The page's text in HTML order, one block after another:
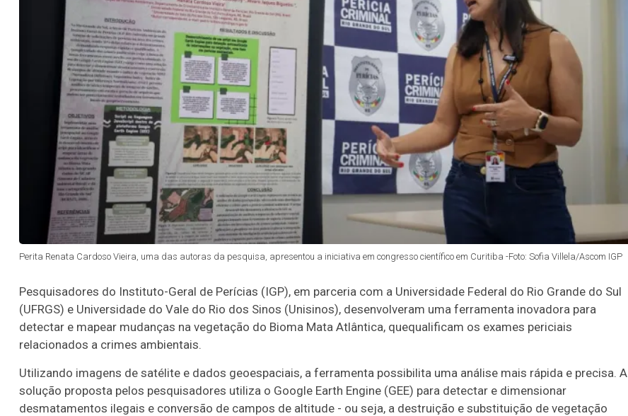
Perita Renata Cardoso Vieira, uma das autoras da pesquisa, apresentou a iniciativa em congresso científico em Curitiba -Foto: Sofia Villela/Ascom IGP
Pesquisadores do Instituto-Geral de Perícias (IGP), em parceria com a Universidade Federal do Rio Grande do Sul
(UFRGS) e Universidade do Vale do Rio dos Sinos (Unisinos), desenvolveram uma ferramenta inovadora para
detectar e mapear mudanças na vegetação do Bioma Mata Atlântica, quequalificam os exames periciais
relacionados a crimes ambientais.
Utilizando imagens de satélite e dados geoespaciais, a ferramenta possibilita uma análise mais rápida e precisa. A
solução proposta pelos pesquisadores utiliza o Google Earth Engine (GEE) para detectar e dimensionar
desmatamentos ilegais e conversão de campos de altitude - ou seja, a destruição e substituição de vegetação